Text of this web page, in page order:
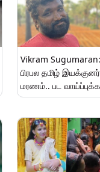
Vikram Sugumaran:
பிரபல தமிழ் இயக்குனர்
மரணம்.. பட
சென்றவருக்கு நேர்ந்த